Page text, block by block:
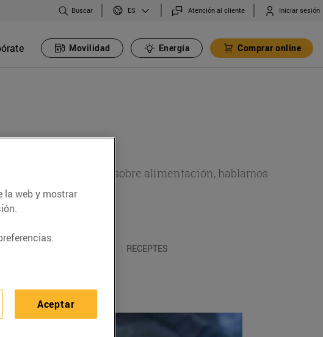
Buscar ES Atención al cliente Iniciar sesión
Movilidad Energía Comprar online
de actualidad sobre alimentación, hablamos
otros temas.
RECEPTES
la web y mostrar
Aceptar